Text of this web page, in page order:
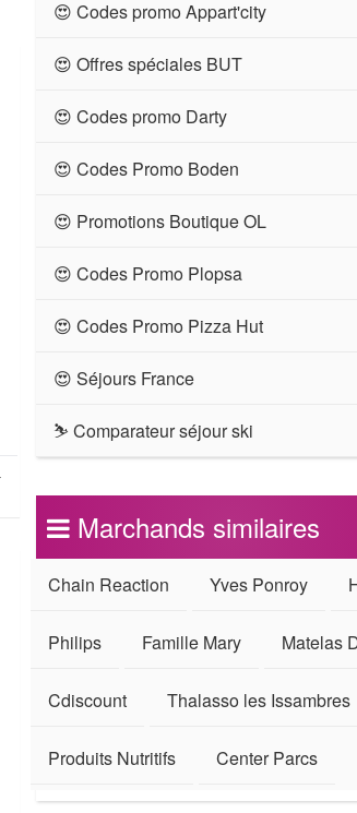
😍 Codes promo Appart'city
😍 Offres spéciales BUT
😍 Codes promo Darty
😍 Codes Promo Boden
😍 Promotions Boutique OL
😍 Codes Promo Plopsa
😍 Codes Promo Pizza Hut
😍 Séjours France
⛷ Comparateur séjour ski
Marchands similaires
Chain Reaction Yves Ponroy
Philips Famille Mary Matelas
Cdiscount Thalasso les Issambres
Produits Nutritifs Center Parcs